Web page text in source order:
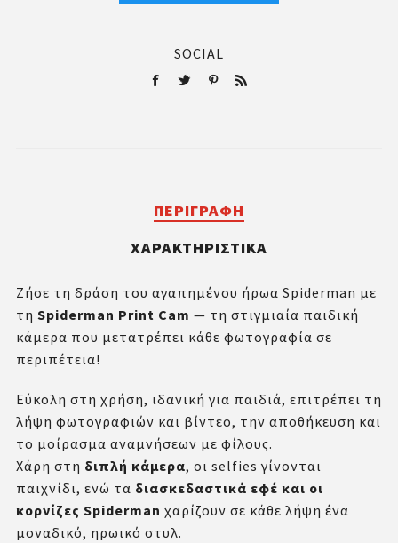
SOCIAL
ΠΕΡΙΓΡΑΦΉ
ΧΑΡΑΚΤΗΡΙΣΤΙΚΆ
Ζήσε τη δράση του αγαπημένου ήρωα Spiderman με
τη Spiderman Print Cam — τη στιγμιαία παιδική
κάμερα που μετατρέπει κάθε φωτογραφία σε
περιπέτεια!
Εύκολη στη χρήση, ιδανική για παιδιά, επιτρέπει τη
λήψη φωτογραφιών και βίντεο, την αποθήκευση και
το μοίρασμα αναμνήσεων με φίλους.
Χάρη στη διπλή κάμερα, οι selfies γίνονται
παιχνίδι, ενώ τα διασκεδαστικά εφέ και οι
κορνίζες Spiderman χαρίζουν σε κάθε λήψη ένα
μοναδικό, ηρωικό στυλ.